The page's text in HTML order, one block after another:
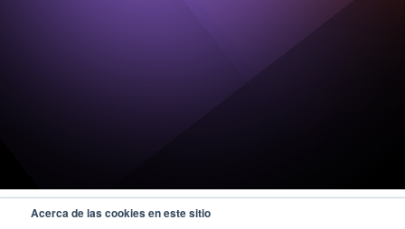
Acerca de las cookies en este sitio